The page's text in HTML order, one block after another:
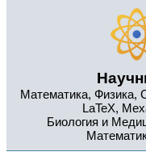
Математика, Физика,
LaTeX,
Биология и